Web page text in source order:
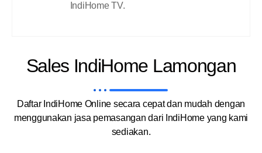
IndiHome TV.
Sales IndiHome Lamongan
Daftar IndiHome Online secara cepat dan mudah dengan
menggunakan jasa pemasangan dari IndiHome yang kami
sediakan.